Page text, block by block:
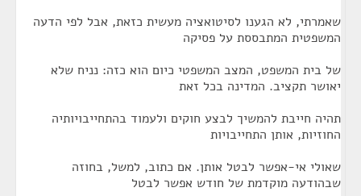
שאמרתי, לא הגענו לסיטואציה מעשית כזאת, אבל לפי הדעה
המשפטית המתבססת על פסיקה
של בית המשפט, המצב המשפטי כיום הוא כזה: נניח שלא
יאושר תקציב. המדינה בכל זאת
תהיה חייבת להמשיך לבצע חוקים ולעמוד בהתחייבויותיה
החוזיות, אותן התחייבויות
שאולי אי-אפשר לבטל אותן. אם כתוב, למשל, בחוזה
שבהודעה מוקדמת של חודש אפשר לבטל